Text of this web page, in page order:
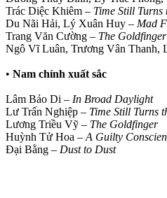
Trác Diệc Khiêm – Time Still Turns
Du Nãi Hải, Lý Xuân Huy – Mad
Trang Văn Cường – The Goldfinger
Ngô Vĩ Luân, Trương Vân Thanh,
• Nam chính xuất sắc
Lâm Bảo Di – In Broad Daylight
Lư Trấn Nghiệp – Time Still Turns
Lương Triều Vỹ – The Goldfinger
Huỳnh Tử Hoa – A Guilty
Đại Bằng – Dust to Dust